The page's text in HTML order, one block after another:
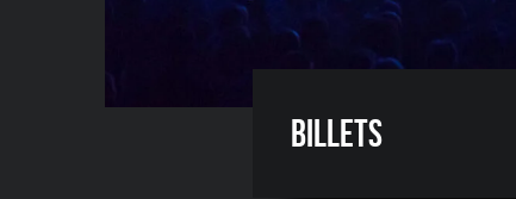
Billets